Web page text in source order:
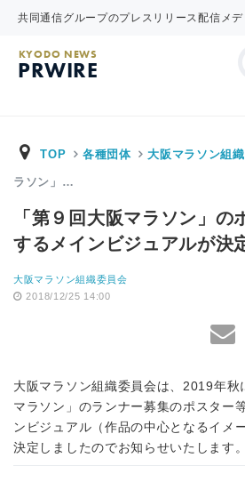
共同通信グループのプレスリリース配信メデ
KYODO NEWS
PRWIRE
TOP 各種団体 大阪マラソン組
ラソン」…
「第９回大阪マラソン」の
するメインビジュアルが決
大阪マラソン組織委員会
2018/12/25 14:00
大阪マラソン組織委員会は、2019年秋
マラソン」のランナー募集のポスター
ンビジュアル（作品の中心となるイメ
決定しましたのでお知らせいたします。